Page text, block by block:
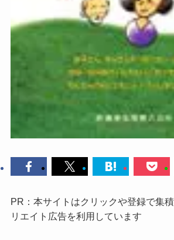
PR：本サイトはクリックや登録で集
リエイト広告を利用しています